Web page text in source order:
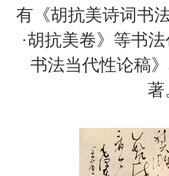
有《胡抗美诗词书
·胡抗美卷》等书
书法当代性论稿
著